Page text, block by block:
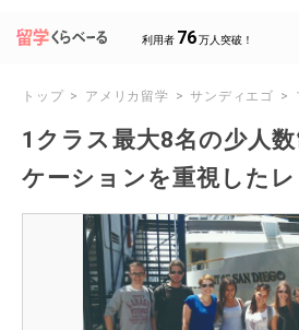
利用者 76万人突破！
トップ アメリカ留学 サンディエゴ
1クラス最大8名の少人
ケーションを重視した